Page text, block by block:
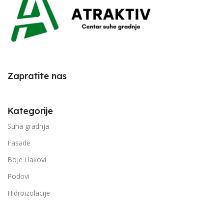
Zapratite nas
Kategorije
Suha gradnja
Fasade
Boje i lakovi
Podovi
Hidroizolacije